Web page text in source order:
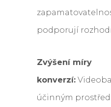
podporují
Zvýšení míry
konverzí:
účinným